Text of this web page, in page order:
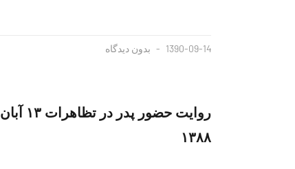
1390-09-14 بدون دیدگاه
روایت حضور پدر در تظاهرات ۱۳ آبان
۱۳۸۸